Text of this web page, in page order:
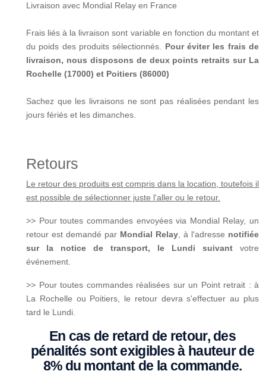
Livraison avec Mondial Relay en France
Frais liés à la livraison sont variable en fonction du montant et
du poids des produits sélectionnés. Pour éviter les frais de
livraison, nous disposons de deux points retraits sur La
Rochelle (17000) et Poitiers (86000)
Sachez que les livraisons ne sont pas réalisées pendant les
jours fériés et les dimanches.
Retours
Le retour des produits est compris dans la location, toutefois il
est possible de sélectionner juste l'aller ou le retour.
>> Pour toutes commandes envoyées via Mondial Relay, un
retour est demandé par Mondial Relay , à l'adresse notifiée
sur la notice de transport, le Lundi suivant votre
événement.
>> Pour toutes commandes réalisées sur un Point retrait : à
La Rochelle ou Poitiers, le retour devra s'effectuer au plus
tard le Lundi.
En cas de retard de retour, des
pénalités sont exigibles à hauteur de
8% du montant de la commande.